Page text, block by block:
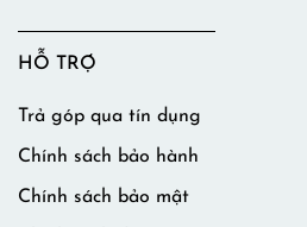
HỖ TRỢ
Trả góp qua tín dụng
Chính sách bảo hành
Chính sách bảo mật